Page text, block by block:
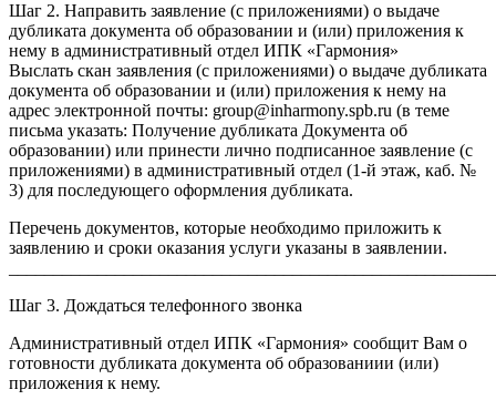
Шаг 2. Направить заявление (с приложениями) о выдаче
дубликата документа об образовании и (или) приложения к
нему в административный отдел ИПК «Гармония»
Выслать скан заявления (с приложениями) о выдаче дубликата
документа об образовании и (или) приложения к нему на
адрес электронной почты: group@inharmony.spb.ru (в теме
письма указать: Получение дубликата Документа об
образовании) или принести лично подписанное заявление (с
приложениями) в административный отдел (1-й этаж, каб. №
3) для последующего оформления дубликата.
Перечень документов, которые необходимо приложить к
заявлению и сроки оказания услуги указаны в заявлении.
Шаг 3. Дождаться телефонного звонка
Административный отдел ИПК «Гармония» сообщит Вам о
готовности дубликата документа об образованиии (или)
приложения к нему.